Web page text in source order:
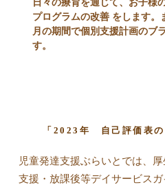
プログラムの改善 をします。
月の期間で個別支援計画のブ
す。
「2023年 自己評価表の
児童発達支援ぶらいとでは、
支援・放課後等デイサービス